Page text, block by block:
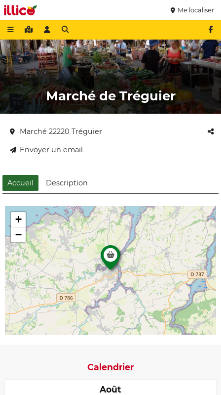
Me localiser
Marché de Tréguier
Marché 22220 Tréguier
Envoyer un email
Accueil Description
+
−
Calendrier
Août